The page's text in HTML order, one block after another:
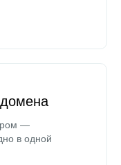
домена
—
в одной